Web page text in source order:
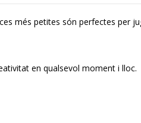
més petites són perfectes per
en qualsevol moment i lloc.